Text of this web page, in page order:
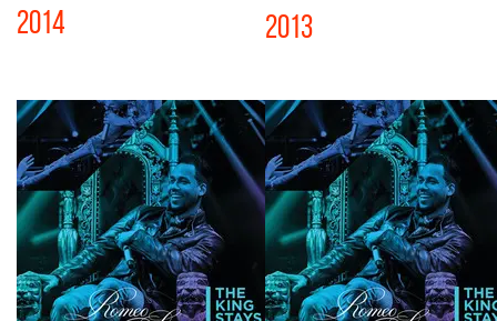
2014 2013